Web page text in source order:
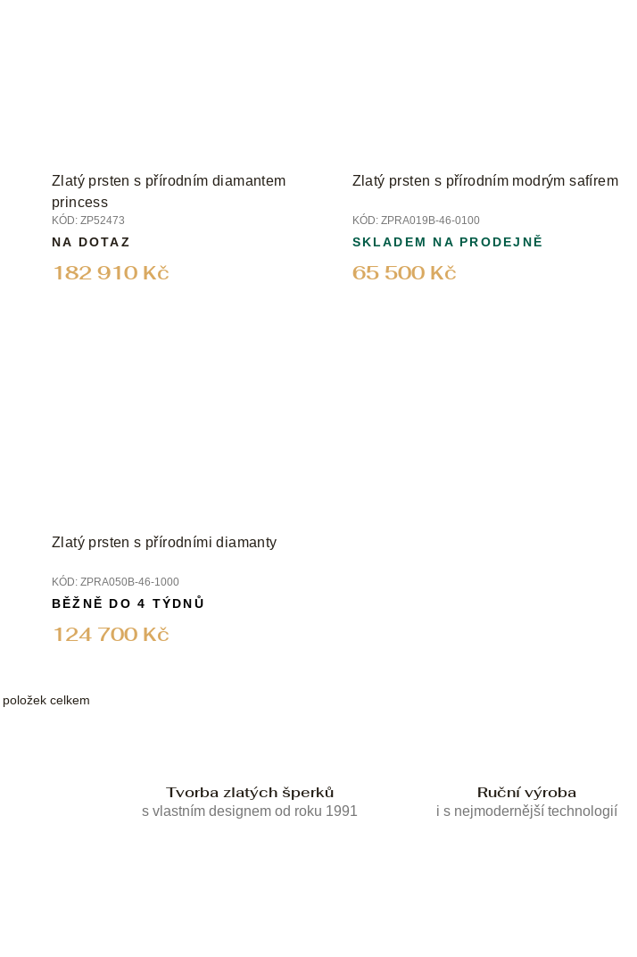
Zlatý prsten s přírodním diamantem
princess
KÓD: ZP52473
182 910 Kč
NA DOTAZ
Zlatý prsten s přírodním modrým safírem
KÓD: ZPRA019B-46-0100
65 500 Kč
SKLADEM NA PRODEJNĚ
Zlatý prsten s přírodními diamanty
KÓD: ZPRA050B-46-1000
124 700 Kč
BĚŽNĚ DO 4 TÝDNŮ
O
položek celkem
Tvorba zlatých šperků
s vlastním designem od roku 1991
Ruční výroba
i s nejmodernější technologií